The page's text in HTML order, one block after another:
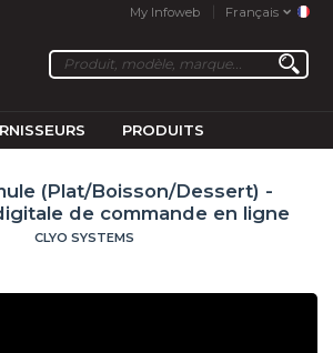
My Infoweb Français
PRODUITS
(Plat/Boisson/Dessert) -
de commande en ligne
CLYO SYSTEMS